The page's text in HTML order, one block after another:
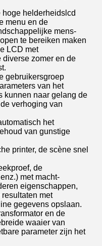
hoge helderheidslcd
menu en de
mens-
te bereiken maken
LCD met
zomer en de
gebruikersgroep
van het
kunnen naar gelang de
verhoging van
het
van gunstige
printer, de scène snel
de
met macht-
eigenschappen,
met
gegevens opslaan.
en de
waaier van
parameter zijn het